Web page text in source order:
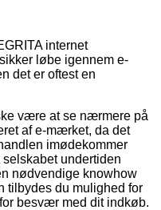
internet
løbe igennem e-
det er oftest en
være at se nærmere på
af e-mærket, da det
imødekommer
undertiden
nødvendige knowhow
tilbydes du mulighed for
besvær med dit indkøb.